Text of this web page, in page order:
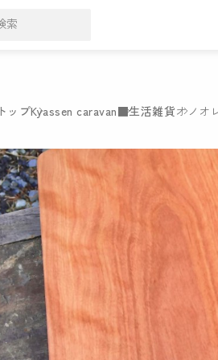
トップKyassen caravan■生活雑貨オノオ